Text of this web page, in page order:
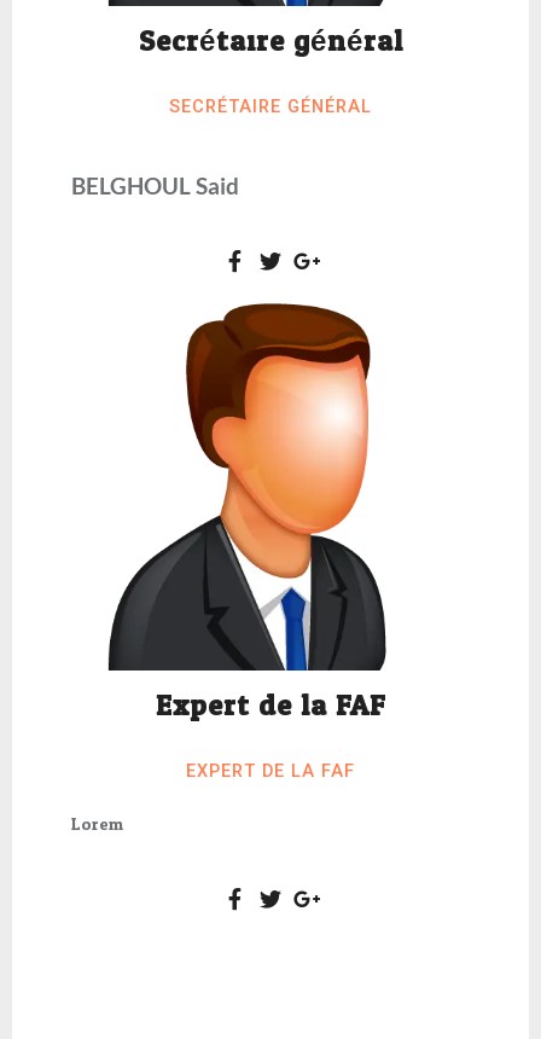
Secrétaire général
SECRÉTAIRE GÉNÉRAL
BELGHOUL Said
Expert de la FAF
EXPERT DE LA FAF
Lorem